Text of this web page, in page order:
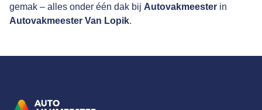
gemak – alles onder één dak bij Autovakmeester in
Autovakmeester Van Lopik.